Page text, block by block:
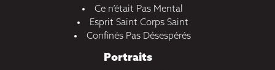
Ce n’était Pas Mental
Esprit Saint Corps Saint
Confinés Pas Désespérés
Portraits